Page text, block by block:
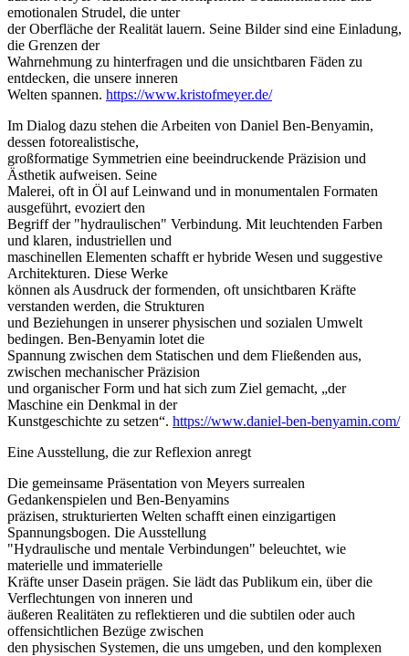
emotionalen Strudel, die unter
der Oberfläche der Realität lauern. Seine Bilder sind eine Einladung,
die Grenzen der
Wahrnehmung zu hinterfragen und die unsichtbaren Fäden zu
entdecken, die unsere inneren
Welten spannen. https://www.kristofmeyer.de/
Im Dialog dazu stehen die Arbeiten von Daniel Ben-Benyamin,
dessen fotorealistische,
großformatige Symmetrien eine beeindruckende Präzision und
Ästhetik aufweisen. Seine
Malerei, oft in Öl auf Leinwand und in monumentalen Formaten
ausgeführt, evoziert den
Begriff der "hydraulischen" Verbindung. Mit leuchtenden Farben
und klaren, industriellen und
maschinellen Elementen schafft er hybride Wesen und suggestive
Architekturen. Diese Werke
können als Ausdruck der formenden, oft unsichtbaren Kräfte
verstanden werden, die Strukturen
und Beziehungen in unserer physischen und sozialen Umwelt
bedingen. Ben-Benyamin lotet die
Spannung zwischen dem Statischen und dem Fließenden aus,
zwischen mechanischer Präzision
und organischer Form und hat sich zum Ziel gemacht, „der
Maschine ein Denkmal in der
Kunstgeschichte zu setzen“. https://www.daniel-ben-benyamin.com/
Eine Ausstellung, die zur Reflexion anregt
Die gemeinsame Präsentation von Meyers surrealen
Gedankenspielen und Ben-Benyamins
präzisen, strukturierten Welten schafft einen einzigartigen
Spannungsbogen. Die Ausstellung
"Hydraulische und mentale Verbindungen" beleuchtet, wie
materielle und immaterielle
Kräfte unser Dasein prägen. Sie lädt das Publikum ein, über die
Verflechtungen von inneren und
äußeren Realitäten zu reflektieren und die subtilen oder auch
offensichtlichen Bezüge zwischen
den physischen Systemen, die uns umgeben, und den komplexen